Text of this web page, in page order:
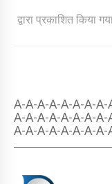
द्वारा प्रकाशित किया
A-A-A-A-A-A-A-
A-A-A-A-A-A-A-
A-A-A-A-A-A-A-